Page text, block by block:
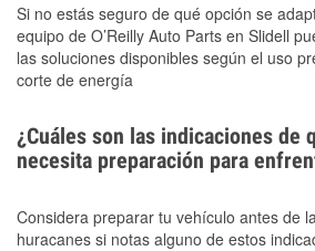
Si no estás seguro de qué opción se
equipo de O’Reilly Auto Parts en Slidell
las soluciones disponibles según el uso
corte de energía
¿Cuáles son las indicaciones de
necesita preparación para
Considera preparar tu vehículo antes de
huracanes si notas alguno de estos